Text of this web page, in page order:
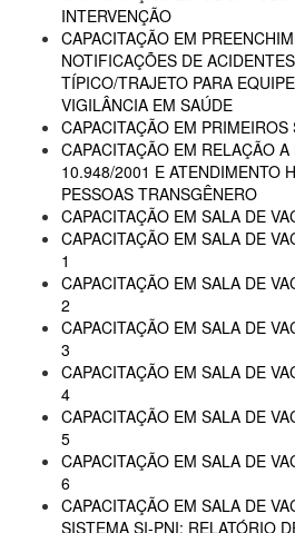
INTERVENÇÃO
CAPACITAÇÃO EM
NOTIFICAÇÕES DE
TÍPICO/TRAJETO PARA
VIGILÂNCIA EM SAÚDE
CAPACITAÇÃO EM PRIMEIROS
CAPACITAÇÃO EM RELAÇÃO
10.948/2001 E ATENDIMENTO
PESSOAS TRANSGÊNERO
CAPACITAÇÃO EM SALA DE
CAPACITAÇÃO EM SALA DE
1
CAPACITAÇÃO EM SALA DE
2
CAPACITAÇÃO EM SALA DE
3
CAPACITAÇÃO EM SALA DE
4
CAPACITAÇÃO EM SALA DE
5
CAPACITAÇÃO EM SALA DE
6
CAPACITAÇÃO EM SALA DE
SISTEMA SI-PNI: RELATÓRIO